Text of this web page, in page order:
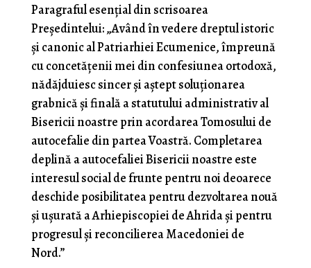
Paragraful esențial din scrisoarea
Președintelui: „Având în vedere dreptul istoric
și canonic al Patriarhiei Ecumenice, împreună
cu concetățenii mei din confesiunea ortodoxă,
nădăjduiesc sincer și aștept soluționarea
grabnică și finală a statutului administrativ al
Bisericii noastre prin acordarea Tomosului de
autocefalie din partea Voastră. Completarea
deplină a autocefaliei Bisericii noastre este
interesul social de frunte pentru noi deoarece
deschide posibilitatea pentru dezvoltarea nouă
și ușurată a Arhiepiscopiei de Ahrida și pentru
progresul și reconcilierea Macedoniei de
Nord.”